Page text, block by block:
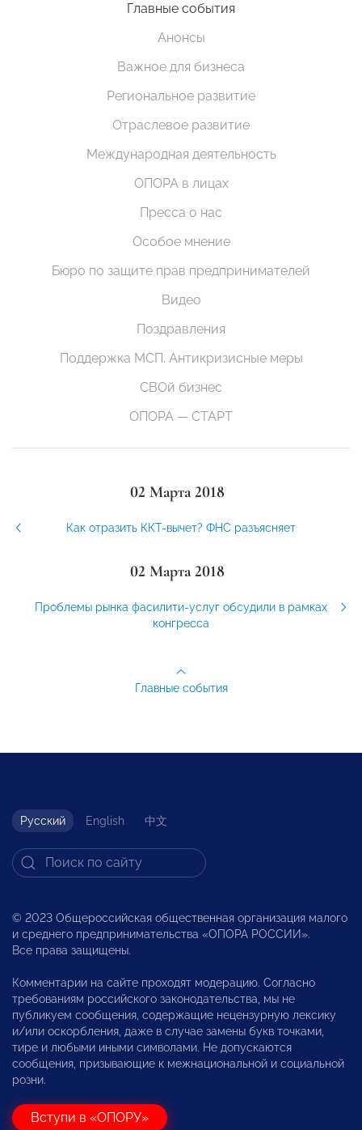
Главные события
Анонсы
Важное для бизнеса
Региональное развитие
Отраслевое развитие
Международная деятельность
ОПОРА в лицах
Пресса о нас
Особое мнение
Бюро по защите прав предпринимателей
Видео
Поздравления
Поддержка МСП. Антикризисные меры
СВОй бизнес
ОПОРА — СТАРТ
02 Марта 2018
Как отразить ККТ-вычет? ФНС разъясняет
02 Марта 2018
Проблемы рынка фасилити-услуг обсудили в рамках
конгресса
Главные события
Русский English 中文
© 2023 Общероссийская общественная организация малого
и среднего предпринимательства «ОПОРА РОССИИ».
Все права защищены.
Комментарии на сайте проходят модерацию. Согласно
требованиям российского законодательства, мы не
публикуем сообщения, содержащие нецензурную лексику
и/или оскорбления, даже в случае замены букв точками,
тире и любыми иными символами. Не допускаются
сообщения, призывающие к межнациональной и социальной
розни.
Вступи в «ОПОРУ»